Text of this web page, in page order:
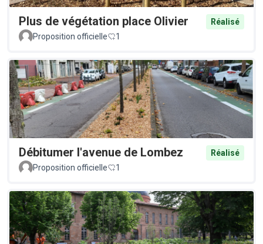
Plus de végétation place Olivier
Réalisé
Proposition officielle
1
Débitumer l'avenue de Lombez
Réalisé
Proposition officielle
1